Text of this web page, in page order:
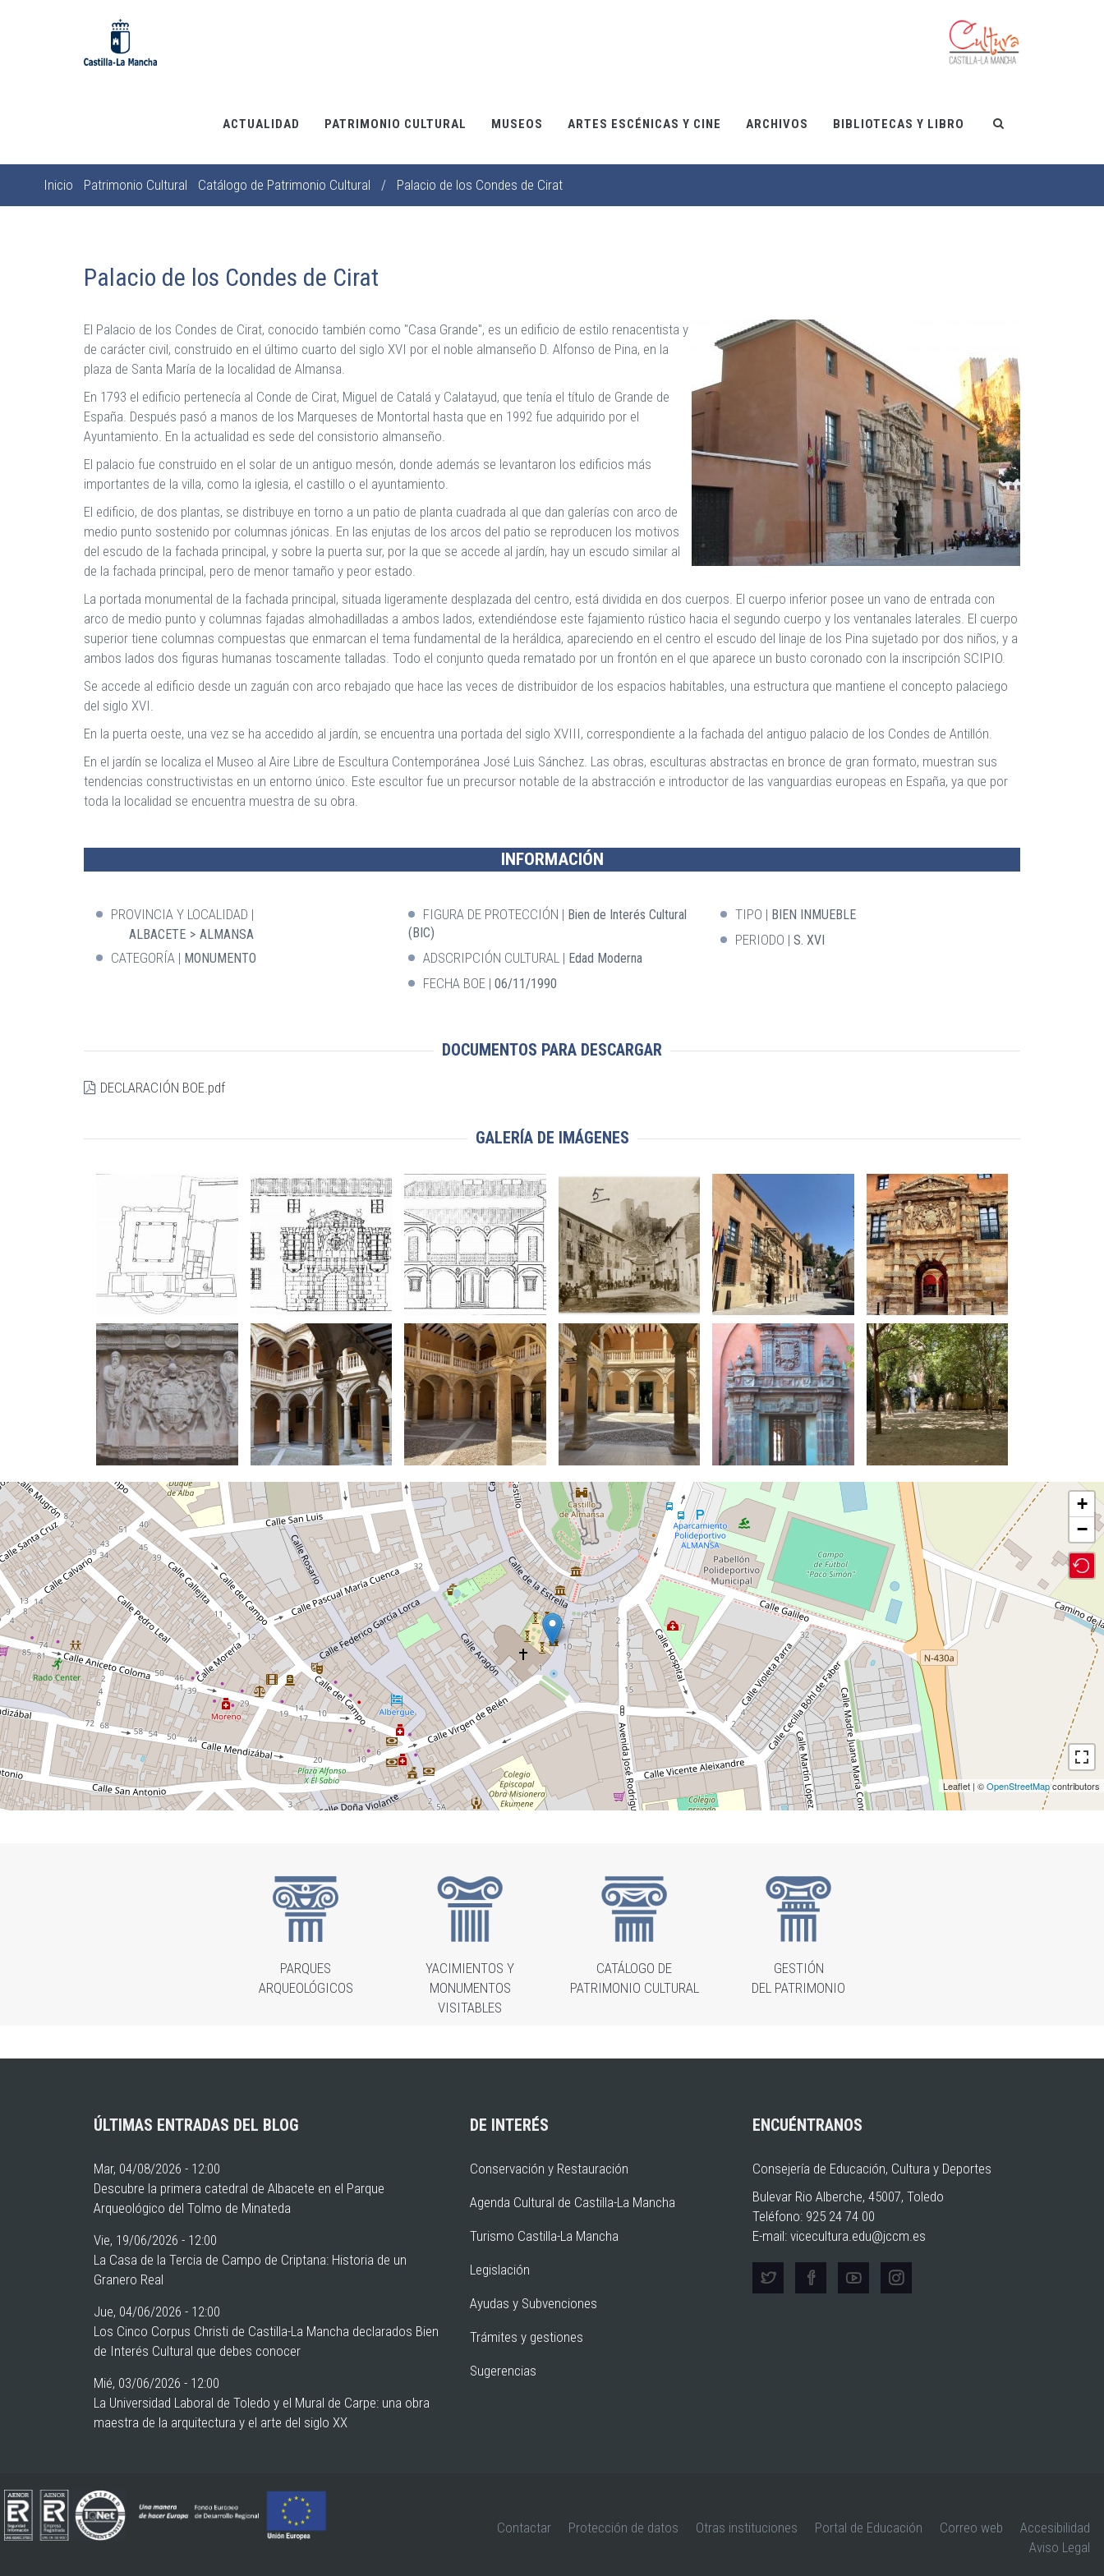
ACTUALIDAD PATRIMONIO CULTURAL MUSEOS ARTES ESCÉNICAS Y CINE ARCHIVOS BIBLIOTECAS Y LIBRO
Sobrescribir
navegación
Inicio Patrimonio Cultural Catálogo de Patrimonio Cultural / Palacio de los Condes de Cirat
Palacio de los Condes de Cirat
El Palacio de los Condes de Cirat, conocido también como "Casa Grande", es un edificio de estilo renacentista y
de carácter civil, construido en el último cuarto del siglo XVI por el noble almanseño D. Alfonso de Pina, en la
plaza de Santa María de la localidad de Almansa.
En 1793 el edificio pertenecía al Conde de Cirat, Miguel de Catalá y Calatayud, que tenía el título de Grande de
España. Después pasó a manos de los Marqueses de Montortal hasta que en 1992 fue adquirido por el
Ayuntamiento. En la actualidad es sede del consistorio almanseño.
El palacio fue construido en el solar de un antiguo mesón, donde además se levantaron los edificios más
importantes de la villa, como la iglesia, el castillo o el ayuntamiento.
El edificio, de dos plantas, se distribuye en torno a un patio de planta cuadrada al que dan galerías con arco de
medio punto sostenido por columnas jónicas. En las enjutas de los arcos del patio se reproducen los motivos
del escudo de la fachada principal, y sobre la puerta sur, por la que se accede al jardín, hay un escudo similar al
de la fachada principal, pero de menor tamaño y peor estado.
La portada monumental de la fachada principal, situada ligeramente desplazada del centro, está dividida en dos cuerpos. El cuerpo inferior posee un vano de entrada con
arco de medio punto y columnas fajadas almohadilladas a ambos lados, extendiéndose este fajamiento rústico hacia el segundo cuerpo y los ventanales laterales. El cuerpo
superior tiene columnas compuestas que enmarcan el tema fundamental de la heráldica, apareciendo en el centro el escudo del linaje de los Pina sujetado por dos niños, y a
ambos lados dos figuras humanas toscamente talladas. Todo el conjunto queda rematado por un frontón en el que aparece un busto coronado con la inscripción SCIPIO.
Se accede al edificio desde un zaguán con arco rebajado que hace las veces de distribuidor de los espacios habitables, una estructura que mantiene el concepto palaciego
del siglo XVI.
En la puerta oeste, una vez se ha accedido al jardín, se encuentra una portada del siglo XVIII, correspondiente a la fachada del antiguo palacio de los Condes de Antillón.
En el jardín se localiza el Museo al Aire Libre de Escultura Contemporánea José Luis Sánchez. Las obras, esculturas abstractas en bronce de gran formato, muestran sus
tendencias constructivistas en un entorno único. Este escultor fue un precursor notable de la abstracción e introductor de las vanguardias europeas en España, ya que por
toda la localidad se encuentra muestra de su obra.
INFORMACIÓN
PROVINCIA Y LOCALIDAD
ALBACETE ALMANSA
CATEGORÍA MONUMENTO
FIGURA DE PROTECCIÓN
Bien de Interés Cultural
(BIC)
ADSCRIPCIÓN CULTURAL Edad Moderna
FECHA BOE 06/11/1990
TIPO BIEN INMUEBLE
PERIODO S. XVI
DOCUMENTOS PARA DESCARGAR
DECLARACIÓN BOE.pdf
GALERÍA DE IMÁGENES
+
−
Leaflet | ©OpenStreetMapcontributors
PARQUES
ARQUEOLÓGICOS
YACIMIENTOS Y
MONUMENTOS
VISITABLES
CATÁLOGO DE
PATRIMONIO CULTURAL
GESTIÓN
DEL PATRIMONIO
ÚLTIMAS ENTRADAS DEL BLOG
Mar, 04/08/2026 - 12:00
Descubre la primera catedral de Albacete en el Parque
Arqueológico del Tolmo de Minateda
Vie, 19/06/2026 - 12:00
La Casa de la Tercia de Campo de Criptana: Historia de un
Granero Real
Jue, 04/06/2026 - 12:00
Los Cinco Corpus Christi de Castilla-La Mancha declarados Bien
de Interés Cultural que debes conocer
Mié, 03/06/2026 - 12:00
La Universidad Laboral de Toledo y el Mural de Carpe: una obra
maestra de la arquitectura y el arte del siglo XX
DE INTERÉS
Conservación y Restauración
Agenda Cultural de Castilla-La Mancha
Turismo Castilla-La Mancha
Legislación
Ayudas y Subvenciones
Trámites y gestiones
Sugerencias
ENCUÉNTRANOS
Consejería de Educación, Cultura y Deportes
Bulevar Rio Alberche, 45007, Toledo
Teléfono: 925 24 74 00
E-mail: vicecultura.edu@jccm.es
Contactar Protección de datos Otras instituciones Portal de Educación Correo web
Accesibilidad
Aviso Legal